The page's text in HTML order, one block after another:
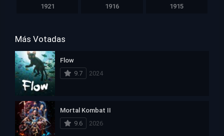
1921 1916 1915
Más Votadas
Flow
9.7
2024
Mortal Kombat II
9.6
2026